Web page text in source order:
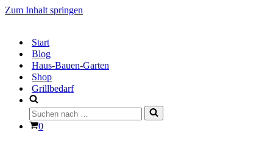
Zum Inhalt springen
Start
Blog
Haus-Bauen-Garten
Shop
Grillbedarf
Suchen
nach …
Warenkorb
0